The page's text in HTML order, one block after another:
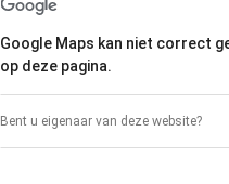
Google Maps kan niet correct
op deze pagina.
Bent u eigenaar van deze website?